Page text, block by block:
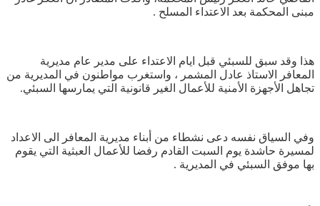
مبنى المحكمة بعد الاعتداء المسلح .
هذا وقد سبق للسبئي قبل ايام الاعتداء على مدير عام مديرية
المعافر الاستاذ عادل المشمر ، واستغرب مواطنون في المديرية من
تجاهل الأجهزة الأمنية للأعمال الغير قانونية التي يمارسها السبئي.
وفي السياق نفسه دعى نشطاء من أبناء مديرية المعافر الى الاعداد
لمسيرة حاشدة يوم السبت القادم رفضا للأعمال العبثية التي يقوم
بها موفق السبئي في المديرية .